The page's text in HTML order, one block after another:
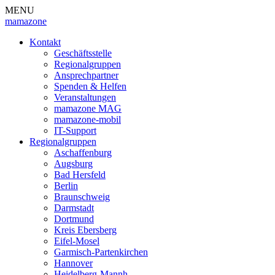
MENU
mamazone
Kontakt
Geschäftsstelle
Regionalgruppen
Ansprechpartner
Spenden & Helfen
Veranstaltungen
mamazone MAG
mamazone-mobil
IT-Support
Regionalgruppen
Aschaffenburg
Augsburg
Bad Hersfeld
Berlin
Braunschweig
Darmstadt
Dortmund
Kreis Ebersberg
Eifel-Mosel
Garmisch-Partenkirchen
Hannover